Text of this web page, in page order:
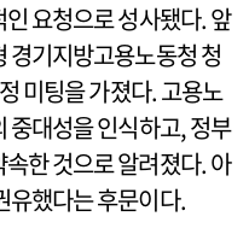
요청으로 성사됐다. 앞
경기지방고용노동청 청
미팅을 가졌다. 고용노
중대성을 인식하고, 정부
한 것으로 알려졌다. 아
유했다는 후문이다.